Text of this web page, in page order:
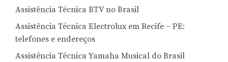
Assistência Técnica BTV no Brasil
Assistência Técnica Electrolux em Recife – PE:
telefones e endereços
Assistência Técnica Yamaha Musical do Brasil